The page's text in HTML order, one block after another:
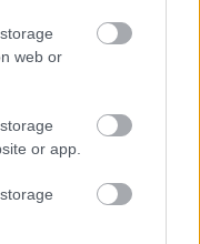
web or
or app.